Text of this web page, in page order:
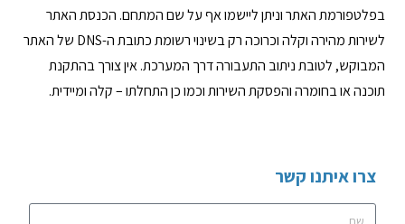
בפלטפורמת האתר וניתן ליישמו אף על שם המתחם. הכנסת האתר
לשירות מהירה וקלה וכרוכה רק בשינוי רשומת כתובת ה-DNS של האתר
המבוקש, לטובת ניתוב התעבורה דרך המערכת. אין צורך בהתקנת
תוכנה או בחומרה והפסקת השירות וכמו כן התחלתו – קלה ומיידית.
צרו איתנו קשר